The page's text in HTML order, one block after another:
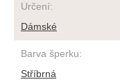
Určení:
Dámské
Barva šperku:
Stříbrná